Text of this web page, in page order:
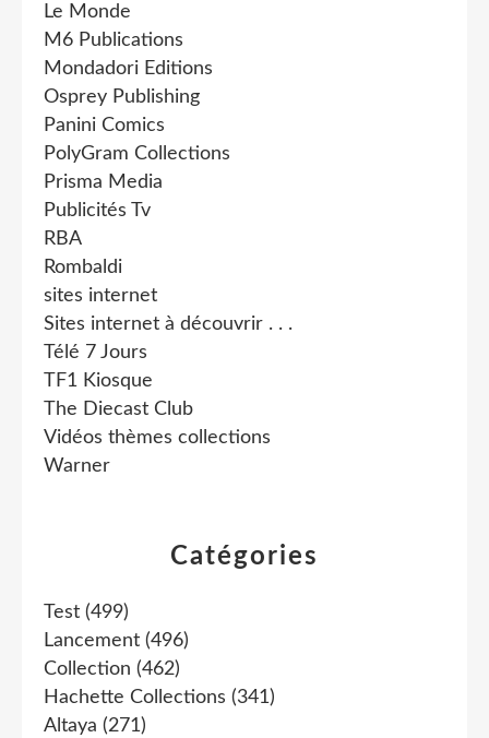
Catégories
Test (499)
Lancement (496)
Collection (462)
Hachette Collections (341)
Altaya (271)
Le Monde
M6 Publications
Mondadori Editions
Osprey Publishing
Panini Comics
PolyGram Collections
Prisma Media
Publicités Tv
RBA
Rombaldi
sites internet
Sites internet à découvrir . . .
Télé 7 Jours
TF1 Kiosque
The Diecast Club
Vidéos thèmes collections
Warner